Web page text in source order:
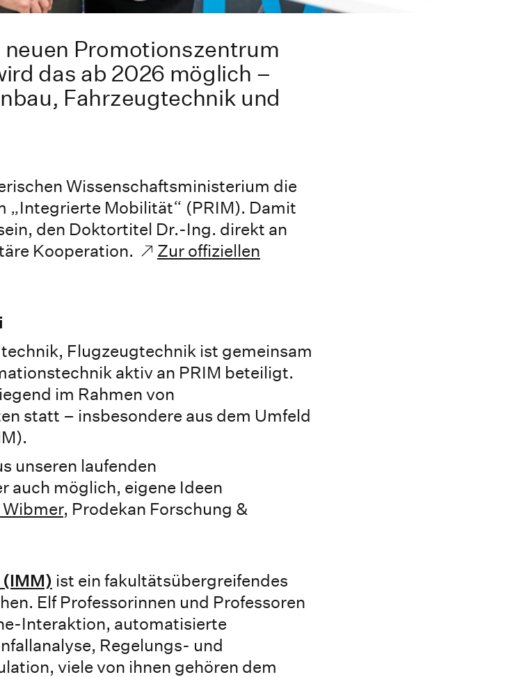
Promotionszentrum
das ab 2026 möglich –
Fahrzeugtechnik und
Wissenschaftsministerium die
„Integrierte Mobilität“ (PRIM). Damit
den Doktortitel Dr.-Ing. direkt an
Kooperation.
Zur offiziellen
Flugzeugtechnik ist gemeinsam
aktiv an PRIM beteiligt.
im Rahmen von
statt – insbesondere aus dem Umfeld
unseren laufenden
auch möglich, eigene Ideen
Wibmer, Prodekan Forschung &
ist ein fakultätsübergreifendes
Elf Professorinnen und Professoren
Interaktion, automatisierte
Regelungs- und
viele von ihnen gehören dem